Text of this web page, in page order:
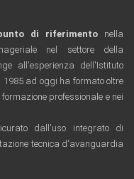
di riferimento nella
nel settore della
all'esperienza dell'Istituto
ad oggi ha formato oltre
professionale e nei
dall'uso integrato di
tecnica d'avanguardia